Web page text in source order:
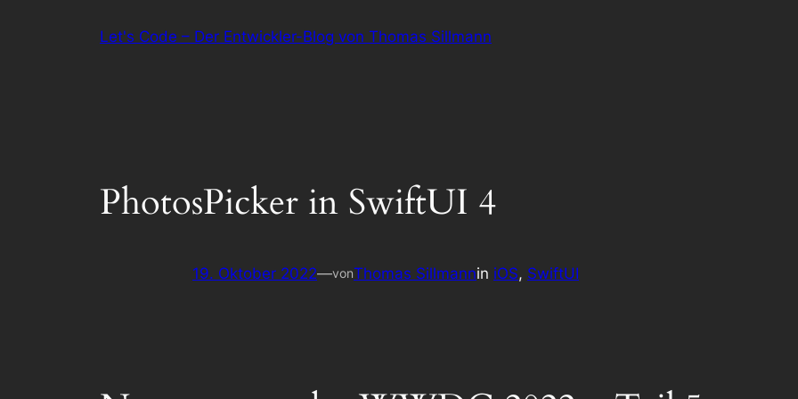
Let's Code – Der Entwickler-Blog von Thomas Sillmann
PhotosPicker in SwiftUI 4
19. Oktober 2022—vonThomas Sillmannin iOS, SwiftUI